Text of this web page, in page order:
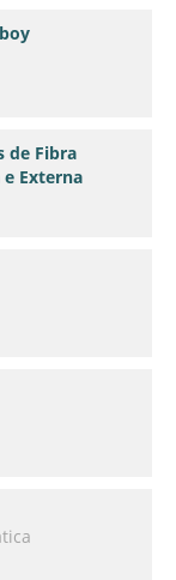
de Fibra
Externa